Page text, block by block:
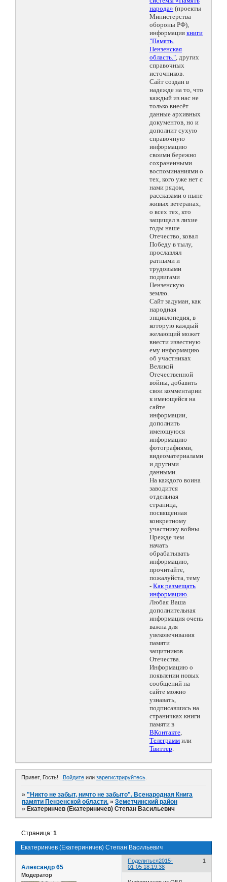
народа» (проекты
Министерства
обороны РФ),
информация книги
"Память.
Пензенская
область.", других
справочных
источников.
Сайт создан в
надежде на то, что
каждый из нас не
только внесёт
данные архивных
документов, но и
дополнит сухую
справочную
информацию
своими бережно
сохраненными
воспоминаниями о
тех, кого уже нет с
нами рядом,
рассказами о ныне
живых ветеранах,
о всех тех, кто
защищал в лихие
годы наше
Отечество, ковал
Победу в тылу,
прославлял
ратными и
трудовыми
подвигами
Пензенскую
землю.
Сайт задуман, как
народная
энциклопедия, в
которую каждый
желающий может
внести известную
ему информацию
об участниках
Великой
Отечественной
войны, добавить
свои комментарии
к имеющейся на
сайте
информации,
дополнить
имеющуюся
информацию
фотографиями,
видеоматериалами
и другими
данными.
На каждого воина
заводится
отдельная
страница,
посвященная
конкретному
участнику войны.
Прежде чем
начать
обрабатывать
информацию,
прочитайте,
пожалуйста, тему
- Как размещать
информацию.
Любая Ваша
дополнительная
информация очень
важна для
увековечивания
памяти
защитников
Отечества.
Информацию о
появлении новых
сообщений на
сайте можно
узнавать,
подписавшись на
страничках книги
памяти в
ВКонтакте,
Телеграмм или
Твиттер.
Привет, Гость! Войдитеили зарегистрируйтесь.
»"Никто не забыт, ничто не забыто". Всенародная Книга
памяти Пензенской области. »Земетчинский район
» Екатеринчев (Екатериничев) Степан Васильевич
Екатеринчев (Екатериничев) Степан Васильевич
Страница:1
Поделиться 1
2015-
01-05 18:19:38
Александр 65
Модератор